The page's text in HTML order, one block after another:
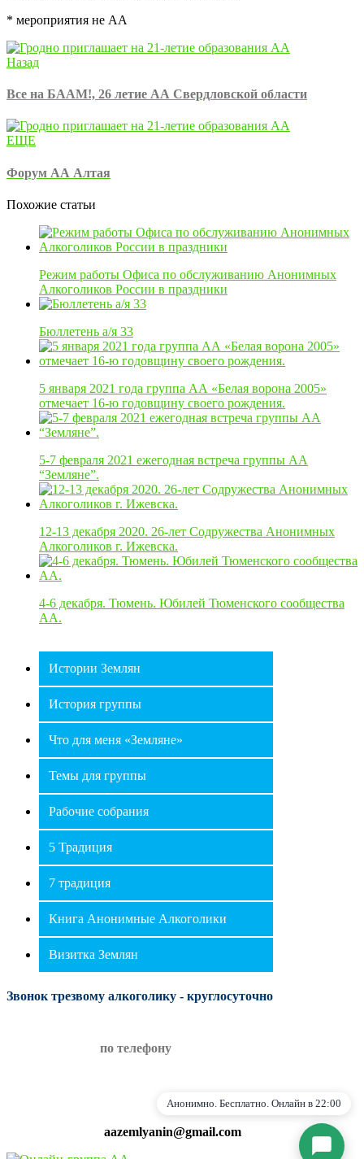
* мероприятия не АА
Назад
Все на БААМ!, 26 летие АА Свердловской области
ЕЩЕ
Форум АА Алтая
Похожие статьи
Режим работы Офиса по обслуживанию Анонимных
Алкоголиков России в праздники
Бюллетень a/я 33
5 января 2021 года группа АА «Белая ворона 2005»
отмечает 16-ю годовщину своего рождения.
5-7 февраля 2021 ежегодная встреча группы АА
“Земляне”.
12-13 декабря 2020. 26-лет Содружества Анонимных
Алкоголиков г. Ижевска.
4-6 декабря. Тюмень. Юбилей Тюменского сообщества
АА.
Истории Землян
История группы
Что для меня «Земляне»
Темы для группы
Рабочие собрания
5 Традиция
7 традиция
Книга Анонимные Алкоголики
Визитка Землян
Звонок трезвому алкоголику - круглосуточно
по телефону
aazemlyanin@gmail.com
Я согласен на обработку персональных данных
в соответствии с
Анонимно. Бесплатно. Онлайн в 22:00